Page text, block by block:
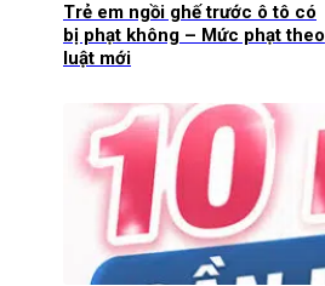
Trẻ em ngồi ghế trước ô tô có
bị phạt không – Mức phạt theo
luật mới